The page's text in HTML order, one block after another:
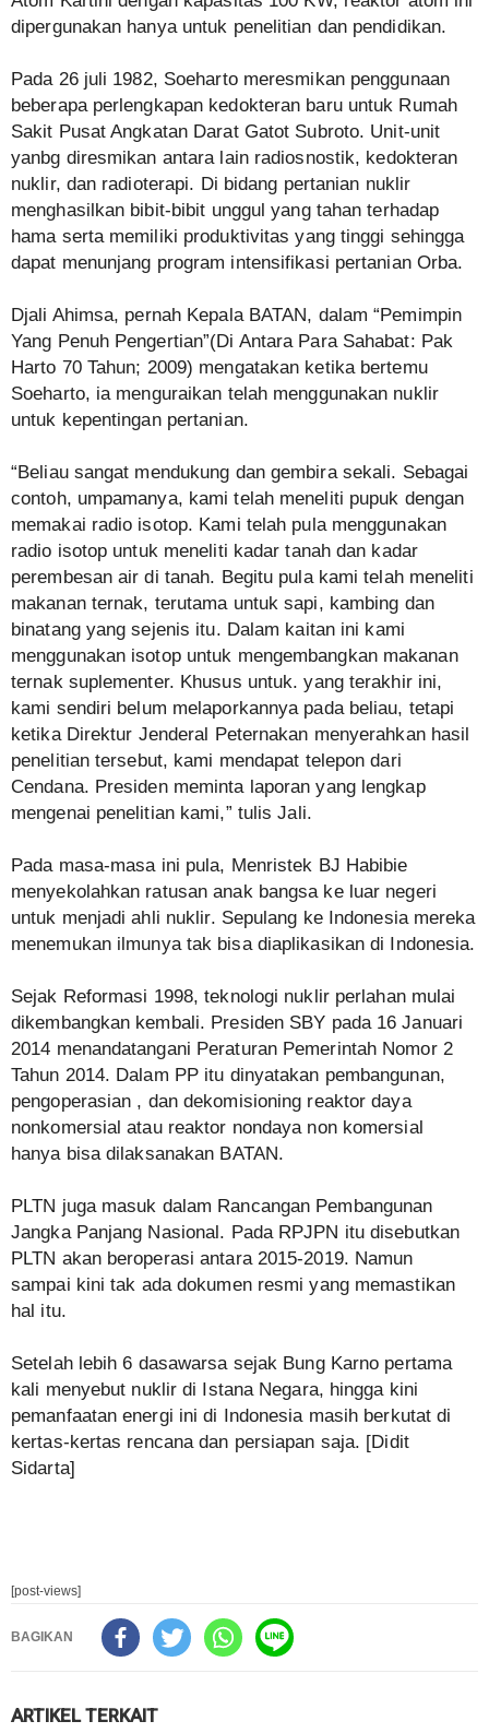
dipergunakan hanya untuk penelitian dan pendidikan.
Pada 26 juli 1982, Soeharto meresmikan penggunaan
beberapa perlengkapan kedokteran baru untuk Rumah
Sakit Pusat Angkatan Darat Gatot Subroto. Unit-unit
yanbg diresmikan antara lain radiosnostik, kedokteran
nuklir, dan radioterapi. Di bidang pertanian nuklir
menghasilkan bibit-bibit unggul yang tahan terhadap
hama serta memiliki produktivitas yang tinggi sehingga
dapat menunjang program intensifikasi pertanian Orba.
Djali Ahimsa, pernah Kepala BATAN, dalam “Pemimpin
Yang Penuh Pengertian”(Di Antara Para Sahabat: Pak
Harto 70 Tahun; 2009) mengatakan ketika bertemu
Soeharto, ia menguraikan telah menggunakan nuklir
untuk kepentingan pertanian.
“Beliau sangat mendukung dan gembira sekali. Sebagai
contoh, umpamanya, kami telah meneliti pupuk dengan
memakai radio isotop. Kami telah pula menggunakan
radio isotop untuk meneliti kadar tanah dan kadar
perembesan air di tanah. Begitu pula kami telah meneliti
makanan ternak, terutama untuk sapi, kambing dan
binatang yang sejenis itu. Dalam kaitan ini kami
menggunakan isotop untuk mengembangkan makanan
ternak suplementer. Khusus untuk. yang terakhir ini,
kami sendiri belum melaporkannya pada beliau, tetapi
ketika Direktur Jenderal Peternakan menyerahkan hasil
penelitian tersebut, kami mendapat telepon dari
Cendana. Presiden meminta laporan yang lengkap
mengenai penelitian kami,” tulis Jali.
Pada masa-masa ini pula, Menristek BJ Habibie
menyekolahkan ratusan anak bangsa ke luar negeri
untuk menjadi ahli nuklir. Sepulang ke Indonesia mereka
menemukan ilmunya tak bisa diaplikasikan di Indonesia.
Sejak Reformasi 1998, teknologi nuklir perlahan mulai
dikembangkan kembali. Presiden SBY pada 16 Januari
2014 menandatangani Peraturan Pemerintah Nomor 2
Tahun 2014. Dalam PP itu dinyatakan pembangunan,
pengoperasian , dan dekomisioning reaktor daya
nonkomersial atau reaktor nondaya non komersial
hanya bisa dilaksanakan BATAN.
PLTN juga masuk dalam Rancangan Pembangunan
Jangka Panjang Nasional. Pada RPJPN itu disebutkan
PLTN akan beroperasi antara 2015-2019. Namun
sampai kini tak ada dokumen resmi yang memastikan
hal itu.
Setelah lebih 6 dasawarsa sejak Bung Karno pertama
kali menyebut nuklir di Istana Negara, hingga kini
pemanfaatan energi ini di Indonesia masih berkutat di
kertas-kertas rencana dan persiapan saja. [Didit
Sidarta]
[post-views]
BAGIKAN
ARTIKEL TERKAIT